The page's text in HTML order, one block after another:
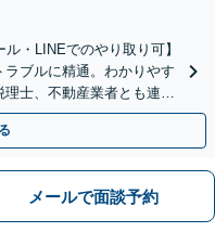
・LINEでのやり取り可】
ブルに精通。わかりやす
士、不動産業者とも連携
室相談】
メールで面談予約